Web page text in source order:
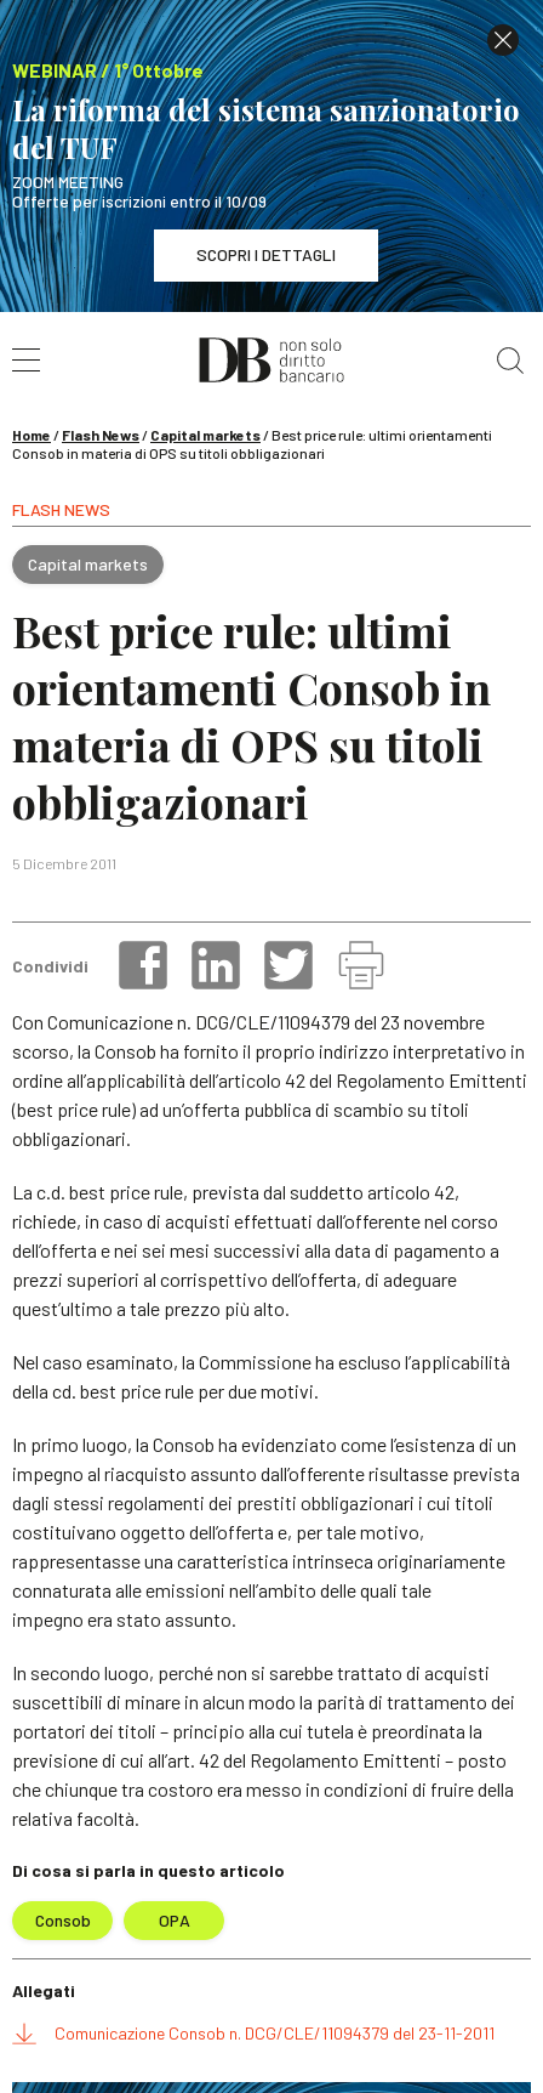
WEBINAR / 1° Ottobre
La riforma del sistema sanzionatorio
del TUF
ZOOM MEETING
Offerte per iscrizioni entro il 10/09
SCOPRI I DETTAGLI
WEBINAR / 1° Ottobre
La riforma del sistema sanzionatorio del TUF
Home / Flash News/ Capital markets/Best price rule: ultimi orientamenti
Consob in materia di OPS su titoli obbligazionari
FLASH NEWS
Capital markets
Best price rule: ultimi
orientamenti Consob in
materia di OPS su titoli
obbligazionari
5 Dicembre 2011
Condividi
Con Comunicazione n. DCG/CLE/11094379 del 23 novembre
scorso, la Consob ha fornito il proprio indirizzo interpretativo in
ordine all’applicabilità dell’articolo 42 del Regolamento Emittenti
(best price rule) ad un’offerta pubblica di scambio su titoli
obbligazionari.
La c.d. best price rule, prevista dal suddetto articolo 42,
richiede, in caso di acquisti effettuati dall’offerente nel corso
dell’offerta e nei sei mesi successivi alla data di pagamento a
prezzi superiori al corrispettivo dell’offerta, di adeguare
quest’ultimo a tale prezzo più alto.
Nel caso esaminato, la Commissione ha escluso l’applicabilità
della cd. best price rule per due motivi.
In primo luogo, la Consob ha evidenziato come l’esistenza di un
impegno al riacquisto assunto dall’offerente risultasse prevista
dagli stessi regolamenti dei prestiti obbligazionari i cui titoli
costituivano oggetto dell’offerta e, per tale motivo,
rappresentasse una caratteristica intrinseca originariamente
connaturata alle emissioni nell’ambito delle quali tale
impegno era stato assunto.
In secondo luogo, perché non si sarebbe trattato di acquisti
suscettibili di minare in alcun modo la parità di trattamento dei
portatori dei titoli – principio alla cui tutela è preordinata la
previsione di cui all’art. 42 del Regolamento Emittenti – posto
che chiunque tra costoro era messo in condizioni di fruire della
relativa facoltà.
Di cosa si parla in questo articolo
Consob OPA
Allegati
Comunicazione Consob n. DCG/CLE/11094379 del 23-11-2011